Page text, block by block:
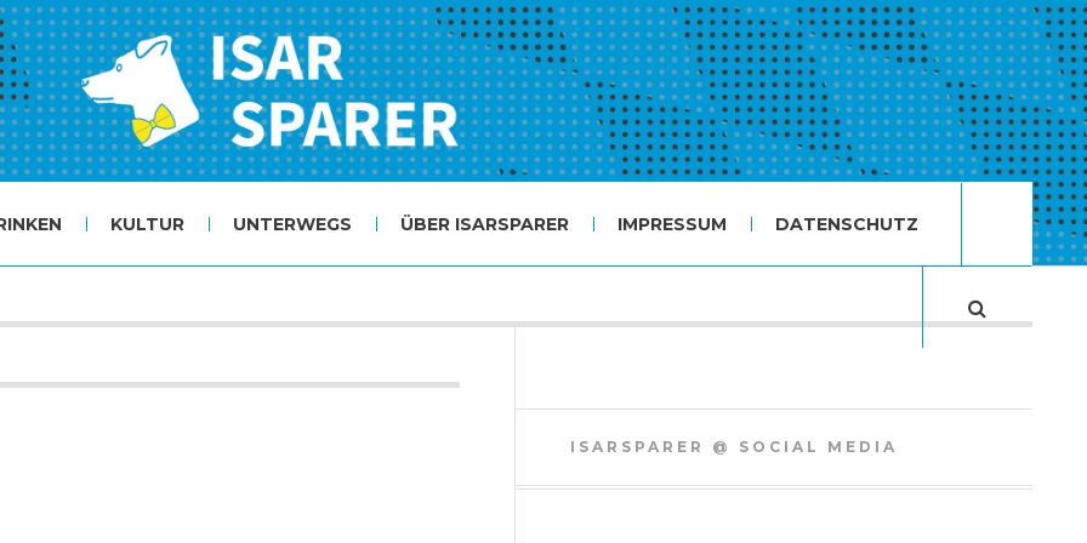
KULTUR UNTERWEGS ÜBER ISARSPARER IMPRESSUM DATENSCHUTZ
ISARSPARER @ SOCIAL MEDIA